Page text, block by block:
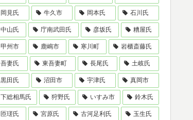
岡見氏 牛久市 岡本氏 石川氏
中山氏 庁南武田氏 彦坂氏 糟屋氏
甲州市 鹿嶋市 寒川町 岩櫃斎藤氏
吾妻氏 東吾妻町 長尾氏 土岐氏
黒田氏 沼田市 宇津氏 真岡市
下総相馬氏 狩野氏 いすみ市 鈴木氏
匝瑳氏 宮原氏 古河足利氏 玉生氏